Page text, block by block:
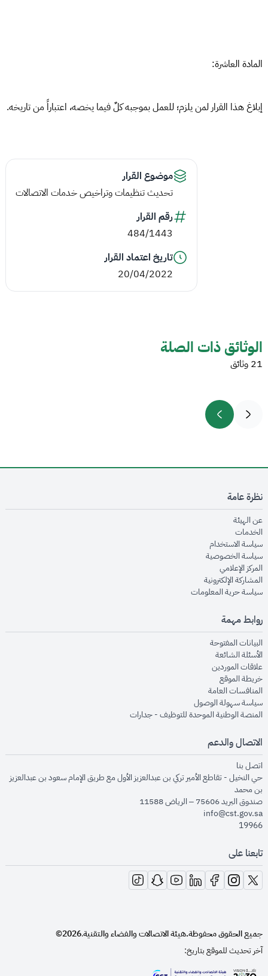
المادة العاشرة:
إبلاغ هذا القرار لمن يلزم؛ للعمل بموجبه كلٌ فيما يخصه، اعتباراً من تاريخه.
موضوع القرار
تحديث تنظيمات وتراخيص خدمات الاتصالات
رقم القرار
484/1443
تاريخ اعتماد القرار
20/04/2022
الوثائق ذات الصلة
21 وثائق
نظرة عامة
عن الهيئةopens in new window
الخدماتopens in new window
سياسة الاستخدام
سياسة الخصوصيةopens in new window
المركز الإعلاميopens in new window
المشاركة الإلكترونيةopens in new window
سياسة حرية المعلوماتopens in new window
روابط مهمة
البيانات المفتوحةopens in new window
الأسئلة الشائعةopens in new window
علاقات الموردينopens in new window
خريطة الموقعopens in new window
المنافسات العامةopens in new window
سياسة سهولة الوصولopens in new window
المنصة الوطنية الموحدة للتوظيف - جداراتopens in new window
الاتصال والدعم
اتصل بنا
حي النخيل - تقاطع الأمير تركي بن عبدالعزيز الأول مع طريق الإمام سعود بن عبدالعزيز
بن محمد
صندوق البريد 75606 – الرياض 11588
info@cst.gov.sa
19966
تابعنا على
opens in new window
opens in new window
opens in new window
opens in new window
opens in new window
opens in new window
opens in new window
جميع الحقوق محفوظة.هيئة الاتصالات والفضاء والتقنية.
2026©
آخر تحديث للموقع بتاريخ: